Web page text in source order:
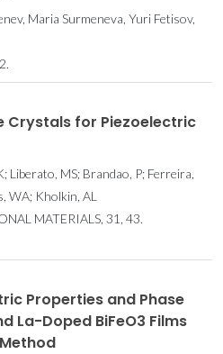
Maria Surmeneva, Yuri Fetisov,
Crystals for Piezoelectric
Liberato, MS; Brandao, P; Ferreira,
WA; Kholkin, AL
MATERIALS, 31, 43.
Properties and Phase
La-Doped BiFeO3 Films